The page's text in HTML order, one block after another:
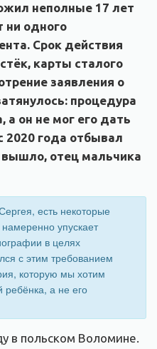
неполные 17 лет
ни одного
Срок действия
карты сталого
заявления о
процедура
а он не мог его дать
2020 года отбывал
вышло, отец мальчика
есть некоторые
упускает
в целях
с этим требованием
которую мы хотим
ребёнка, а не его
в польском Воломине.